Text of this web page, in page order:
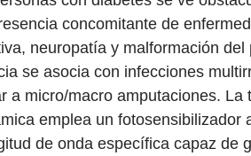
concomitante de
neuropatía y malformación del
se asocia con infecciones
a micro/macro amputaciones. La
emplea un fotosensibilizador
de onda específica capaz de